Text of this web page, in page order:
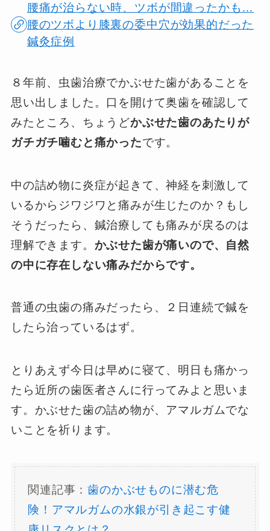
腰痛が治らない時、ツボが間違ったかも…
腰のツボより膝裏の委中穴が効果的だった
鍼灸症例
８年前、虫歯治療でかぶせた歯があることを
思い出しました。口を開けて奥歯を確認して
みたところ、ちょうどかぶせた歯のあたりが
ガチガチ噛むと痛かったです。
中の詰め物に炎症が起きて、神経を刺激して
いるからジワジワと痛みが生じたのか？もし
そうだったら、鍼治療しても痛みが戻るのは
理解できます。 かぶせた歯が痛いので、自然
の中に存在しない痛みだからです。
普通の虫歯の痛みだったら、２日連続で鍼を
したら治っているはず。
とりあえず今日は早めに寝て、明日も痛かっ
たら近所の歯医者さんに行ってみよと思いま
す。かぶせた歯の詰め物が、アマルガムでな
いことを祈ります。
関連記事：歯のかぶせものに潜む危
険！アマルガムの水銀が引き起こす健